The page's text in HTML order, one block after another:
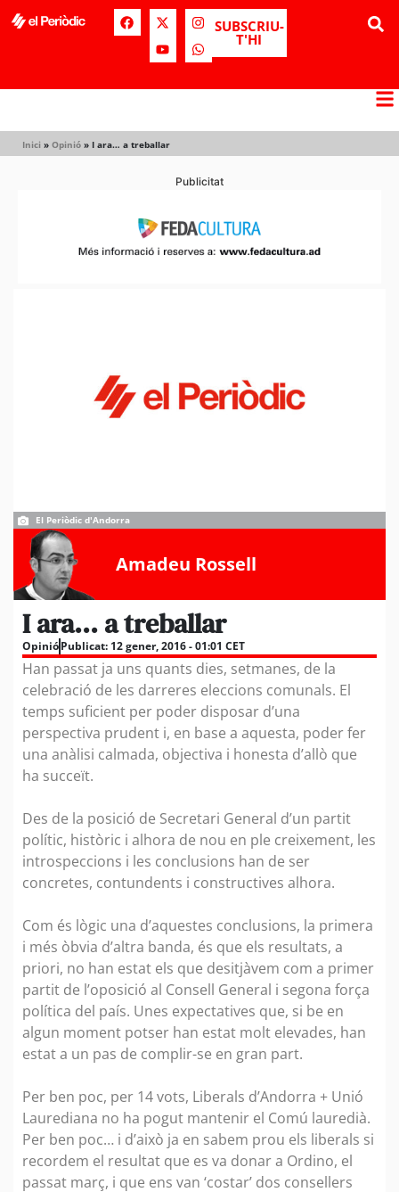
SUBSCRIU-
T'HI
Inici » Opinió » I ara… a treballar
Publicitat
El Periòdic d'Andorra
Amadeu Rossell
I ara… a treballar
OpinióPublicat: 12 gener, 2016 - 01:01 CET
Han passat ja uns quants dies, setmanes, de la
celebració de les darreres eleccions comunals. El
temps suficient per poder disposar d’una
perspectiva prudent i, en base a aquesta, poder fer
una anàlisi calmada, objectiva i honesta d’allò que
ha succeït.
Des de la posició de Secretari General d’un partit
polític, històric i alhora de nou en ple creixement, les
introspeccions i les conclusions han de ser
concretes, contundents i constructives alhora.
Com és lògic una d’aquestes conclusions, la primera
i més òbvia d’altra banda, és que els resultats, a
priori, no han estat els que desitjàvem com a primer
partit de l’oposició al Consell General i segona força
política del país. Unes expectatives que, si be en
algun moment potser han estat molt elevades, han
estat a un pas de complir-se en gran part.
Per ben poc, per 14 vots, Liberals d’Andorra + Unió
Laurediana no ha pogut mantenir el Comú lauredià.
Per ben poc… i d’això ja en sabem prou els liberals si
recordem el resultat que es va donar a Ordino, el
passat març, i que ens van ‘costar’ dos consellers